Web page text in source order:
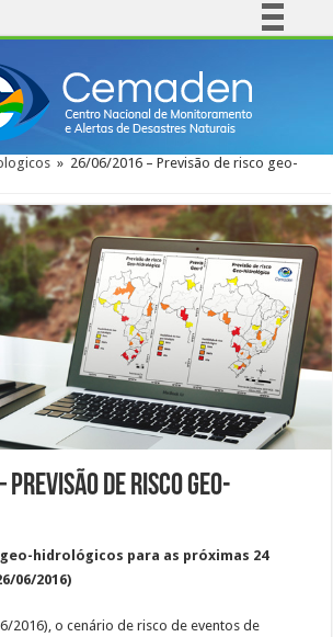
Comunica BR
Participe
Acesso à informação
Canais
» 26/06/2016 – Previsão de risco geo-
de risco geo-
hidrológicos para as próximas 24
06/2016)
2016), o cenário de risco de eventos de